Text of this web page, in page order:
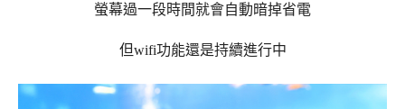
螢幕過一段時間就會自動暗掉省電
但wifi功能還是持續進行中